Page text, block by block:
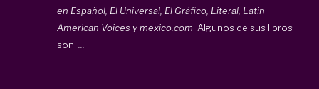
en Español, El Universal, El Gráfico, Literal, Latin
American Voices y mexico.com . Algunos de sus libros
son: